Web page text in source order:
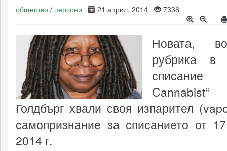
общество / персони 21 април, 2014 7336
Новата,
рубрика в
Голдбърг хвали своя изпарител
самопризнание за списанието от
2014 г.